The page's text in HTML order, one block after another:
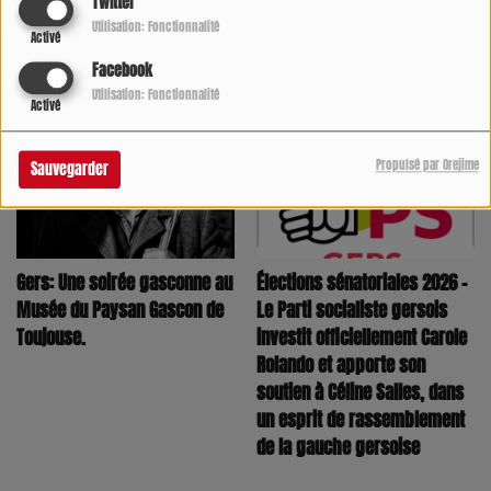
Activé
Utilisation: Fonctionnalité
Facebook
Activé
Utilisation: Fonctionnalité
Sauvegarder Propulsé par Orejime
@Foto radio cooldirect
Voir aussi
Gers: Une soirée gasconne au
Musée du Paysan Gascon de
Toujouse.
Élections sénatoriales 2026 –
Le Parti socialiste gersois
investit officiellement Carole
Rolando et apporte son
soutien à Céline Salles, dans
un esprit de rassemblement
de la gauche gersoise